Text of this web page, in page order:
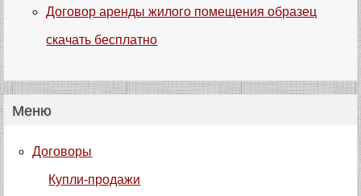
Договор аренды жилого помещения образец
скачать бесплатно
Меню
Договоры
Купли-продажи